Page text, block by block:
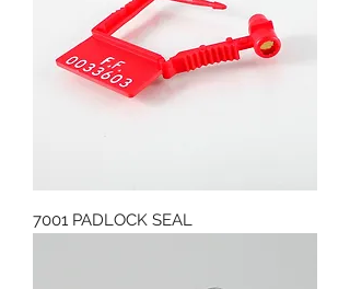
7001 PADLOCK SEAL